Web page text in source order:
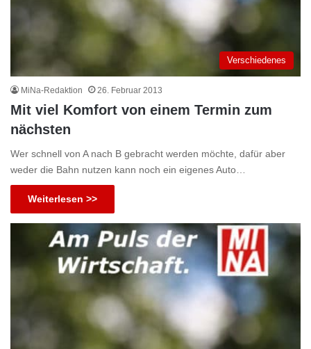
Verschiedenes
MiNa-Redaktion 26. Februar 2013
Mit viel Komfort von einem Termin zum
nächsten
Wer schnell von A nach B gebracht werden möchte, dafür aber
weder die Bahn nutzen kann noch ein eigenes Auto…
Weiterlesen >>